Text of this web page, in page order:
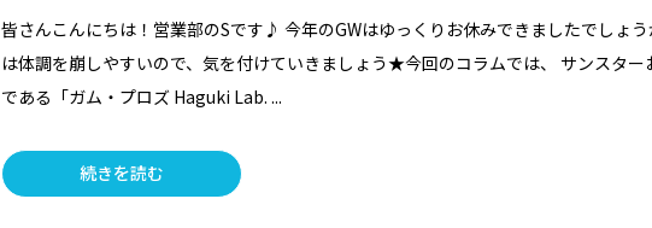
皆さんこんにちは！営業部のSです♪ 今年のGWはゆっくりお休みできましたでしょ
は体調を崩しやすいので、気を付けていきましょう★今回のコラムでは、 サンスター
である「ガム・プロズ Haguki Lab. ...
続きを読む